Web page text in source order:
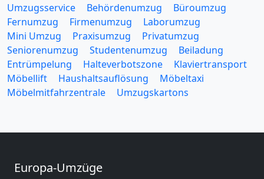
Umzugsservice Behördenumzug
Büroumzug
Fernumzug
Firmenumzug
Laborumzug
Mini Umzug
Praxisumzug
Privatumzug
Seniorenumzug
Studentenumzug
Beiladung
Entrümpelung
Halteverbotszone
Klaviertransport
Möbellift
Haushaltsauflösung
Möbeltaxi
Möbelmitfahrzentrale
Umzugskartons
Europa-Umzüge